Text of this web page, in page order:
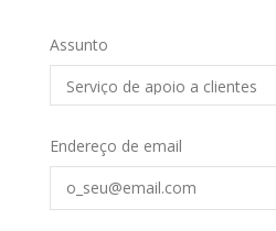
Assunto
Endereço de email